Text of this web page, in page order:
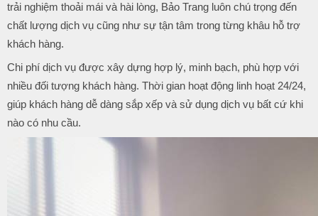
trải nghiệm thoải mái và hài lòng, Bảo Trang luôn chú trọng đến
chất lượng dịch vụ cũng như sự tận tâm trong từng khâu hỗ trợ
khách hàng.
Chi phí dịch vụ được xây dựng hợp lý, minh bạch, phù hợp với
nhiều đối tượng khách hàng. Thời gian hoạt động linh hoạt 24/24,
giúp khách hàng dễ dàng sắp xếp và sử dụng dịch vụ bất cứ khi
nào có nhu cầu.